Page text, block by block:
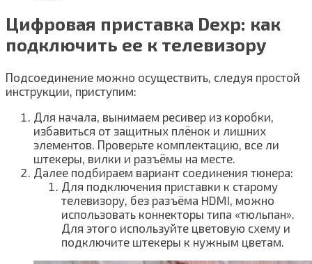
Цифровая приставка Dexp: как
подключить ее к телевизору
Подсоединение можно осуществить, следуя простой
инструкции, приступим:
Для начала, вынимаем ресивер из коробки,
избавиться от защитных плёнок и лишних
элементов. Проверьте комплектацию, все ли
штекеры, вилки и разъёмы на месте.
Далее подбираем вариант соединения тюнера:
Для подключения приставки к старому
телевизору, без разъёма HDMI, можно
использовать коннекторы типа «тюльпан».
Для этого используйте цветовую схему и
подключите штекеры к нужным цветам.